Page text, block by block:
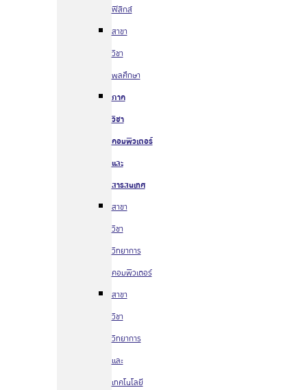
ฟิสิกส์
สาขา
วิชา
พลศึกษา
ภาค
วิชา
คอมพิวเตอร์
และ
สารสนเทศ
สาขา
วิชา
วิทยาการ
คอมพิวเตอร์
สาขา
วิชา
วิทยาการ
และ
เทคโนโลยี